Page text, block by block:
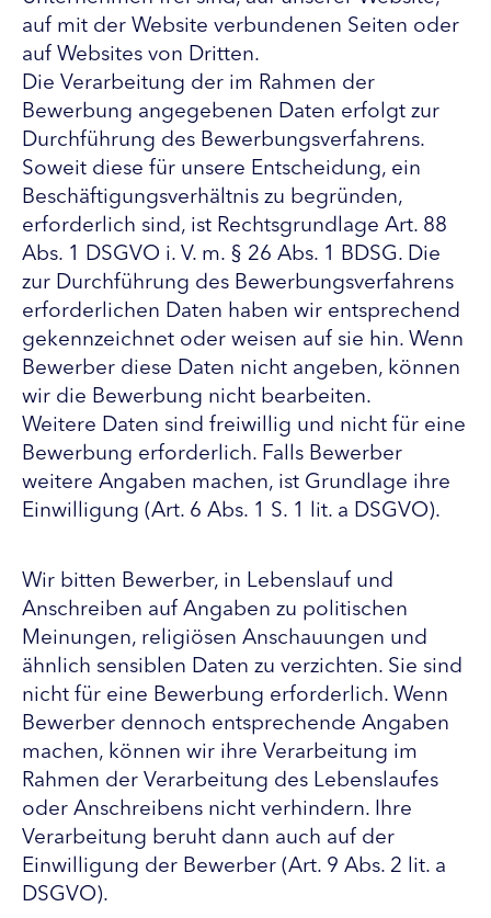
auf mit der Website verbundenen Seiten oder
auf Websites von Dritten.
Die Verarbeitung der im Rahmen der
Bewerbung angegebenen Daten erfolgt zur
Durchführung des Bewerbungsverfahrens.
Soweit diese für unsere Entscheidung, ein
Beschäftigungsverhältnis zu begründen,
erforderlich sind, ist Rechtsgrundlage Art. 88
Abs. 1 DSGVO i. V. m. § 26 Abs. 1 BDSG. Die
zur Durchführung des Bewerbungsverfahrens
erforderlichen Daten haben wir entsprechend
gekennzeichnet oder weisen auf sie hin. Wenn
Bewerber diese Daten nicht angeben, können
wir die Bewerbung nicht bearbeiten.
Weitere Daten sind freiwillig und nicht für eine
Bewerbung erforderlich. Falls Bewerber
weitere Angaben machen, ist Grundlage ihre
Einwilligung (Art. 6 Abs. 1 S. 1 lit. a DSGVO).
Wir bitten Bewerber, in Lebenslauf und
Anschreiben auf Angaben zu politischen
Meinungen, religiösen Anschauungen und
ähnlich sensiblen Daten zu verzichten. Sie sind
nicht für eine Bewerbung erforderlich. Wenn
Bewerber dennoch entsprechende Angaben
machen, können wir ihre Verarbeitung im
Rahmen der Verarbeitung des Lebenslaufes
oder Anschreibens nicht verhindern. Ihre
Verarbeitung beruht dann auch auf der
Einwilligung der Bewerber (Art. 9 Abs. 2 lit. a
DSGVO).